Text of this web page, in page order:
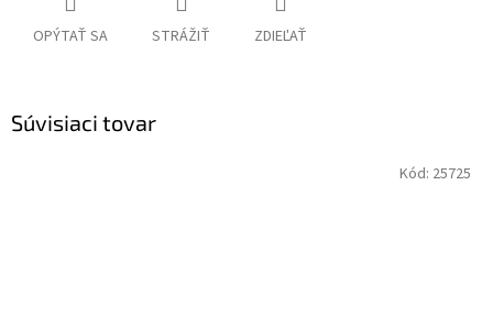
OPÝTAŤ SA STRÁŽIŤ ZDIEĽAŤ
Súvisiaci tovar
Kód: 25725